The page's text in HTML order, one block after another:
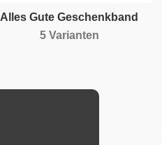
Alles Gute Geschenkband
5 Varianten